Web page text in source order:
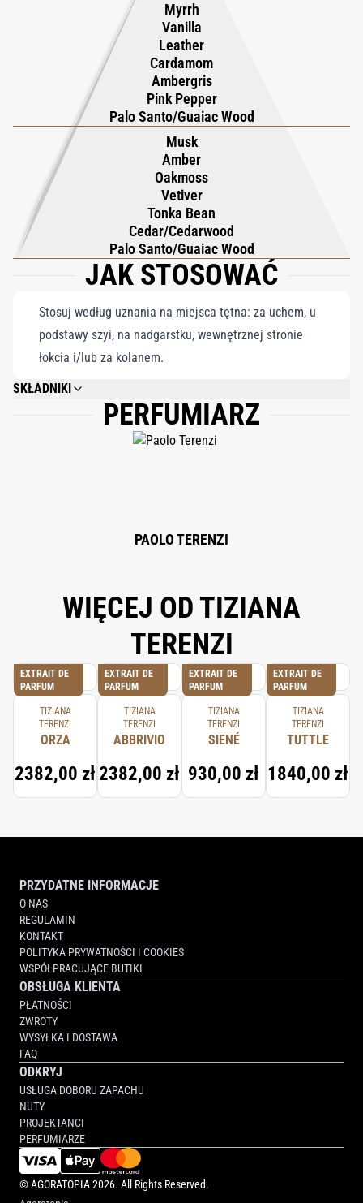
różowego pieprzu, kardamonu i wanilii, otulone dymną
elegancją mirry, skóry i drewna gwajakowego. Gdy noc się
pogłębia, pojawia się głęboka, trwała baza — królewska
intensywność cedru, mchu dębowego i wetiweru, spleciona z
zmysłową głębią piżma, bursztynu i fasoli tonka — tworząc
hipnotyzujący ślad ponadczasowego uwodzenia.Casanovato
zapach dla tych, którzy urzekają bez wysiłku, pozostawiając po
sobie szept intrygi i obietnicę niezapomnianego spotkania.
Myrrh
Vanilla
Leather
Cardamom
Ambergris
Pink Pepper
Palo Santo/Guaiac Wood
Musk
Amber
Oakmoss
Vetiver
Tonka Bean
Cedar/Cedarwood
Palo Santo/Guaiac Wood
JAK STOSOWAĆ
Stosuj według uznania na miejsca tętna: za uchem, u
podstawy szyi, na nadgarstku, wewnętrznej stronie
łokcia i/lub za kolanem.
SKŁADNIKI
ALCOHOL DENAT., PARFUM, ALPHA-ISOMETHYL IONONE, LIMONENE,
LINALOOL, CITRONELLOL, EUGENOL, CINNAMAL, CITRAL.
PERFUMIARZ
PAOLO TERENZI
WIĘCEJ OD TIZIANA
TERENZI
EXTRAIT DE
PARFUM
TIZIANA
TERENZI
ORZA
2382,00 zł
EXTRAIT DE
PARFUM
TIZIANA
TERENZI
ABBRIVIO
2382,00 zł
EXTRAIT DE
PARFUM
TIZIANA
TERENZI
SIENÉ
930,00 zł
EXTRAIT DE
PARFUM
TIZIANA
TERENZI
TUTTLE
1840,00 zł
PRZYDATNE INFORMACJE
O NAS
REGULAMIN
KONTAKT
POLITYKA PRYWATNOŚCI I COOKIES
WSPÓŁPRACUJĄCE BUTIKI
OBSŁUGA KLIENTA
PŁATNOŚCI
ZWROTY
WYSYŁKA I DOSTAWA
FAQ
ODKRYJ
USŁUGA DOBORU ZAPACHU
NUTY
PROJEKTANCI
PERFUMIARZE
©AGORATOPIA2026. All Rights Reserved.